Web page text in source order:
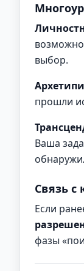
выбор.
прошли
Ваша
Связь с
Если
фазы